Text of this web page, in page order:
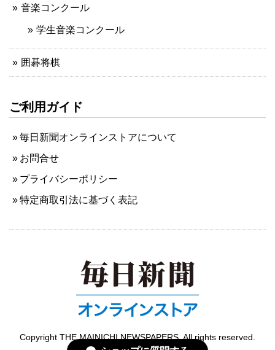
音楽コンクール
学生音楽コンクール
囲碁将棋
ご利用ガイド
毎日新聞オンラインストアについて
お問合せ
プライバシーポリシー
特定商取引法に基づく表記
Copyright THE MAINICHI NEWSPAPERS. All rights reserved.